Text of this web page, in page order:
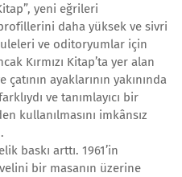
yeni eğrileri
daha yüksek ve sivri
ve oditoryumlar için
Kırmızı Kitap’ta yer alan
ayaklarının yakınında
ve tanımlayıcı bir
kullanılmasını imkânsız
baskı arttı. 1961’in
bir masanın üzerine